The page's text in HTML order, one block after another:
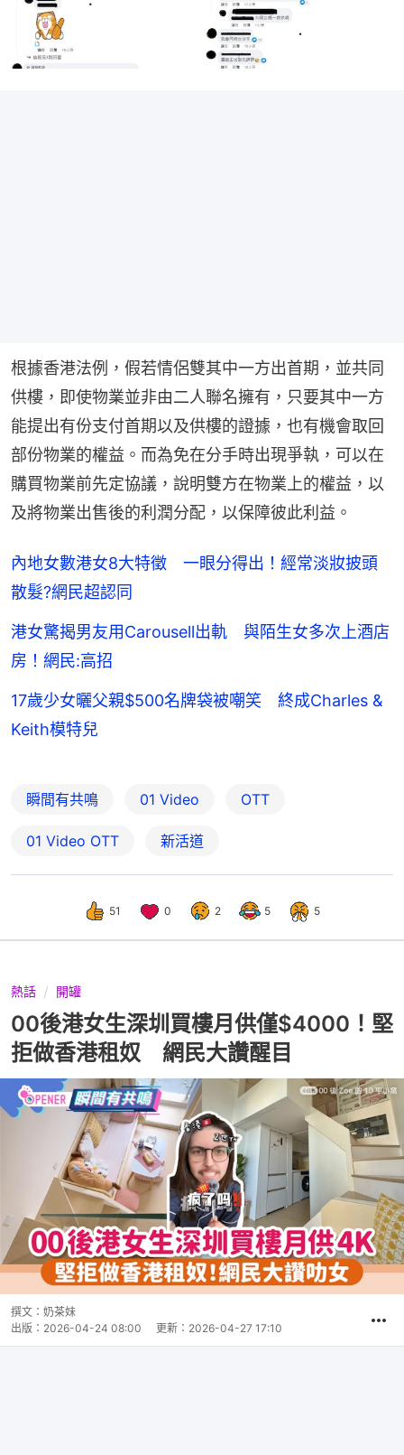
根據香港法例，假若情侶雙其中一方出首期，並共同
供樓，即使物業並非由二人聯名擁有，只要其中一方
能提出有份支付首期以及供樓的證據，也有機會取回
部份物業的權益。而為免在分手時出現爭執，可以在
購買物業前先定協議，說明雙方在物業上的權益，以
及將物業出售後的利潤分配，以保障彼此利益。
內地女數港女8大特徵 一眼分得出！經常淡妝披頭
散髮?網民超認同
港女驚揭男友用Carousell出軌 與陌生女多次上酒店
房！網民:高招
17歲少女曬父親$500名牌袋被嘲笑 終成Charles &
Keith模特兒
瞬間有共鳴 01 Video OTT
01‌ ‌Video‌ ‌OTT 新活道
51 0 2 5 5
熱話 開罐
00後港女生深圳買樓月供僅$4000！堅
拒做香港租奴 網民大讚醒目
撰文： 奶茶妹
出版： 2026-04-24 08:00 更新： 2026-04-27 17:10